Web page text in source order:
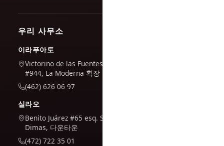
우리 사무소
이라푸아토
Victorino de las Fuentes
#944, La Moderna 확장
(462) 626 06 97
실라오
Benito Juárez #65 esq. San
Dimas, 다운타운
(472) 722 35 01